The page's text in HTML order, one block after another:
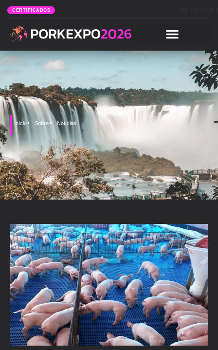
CERTIFICADOS
Início Sobre Notícias